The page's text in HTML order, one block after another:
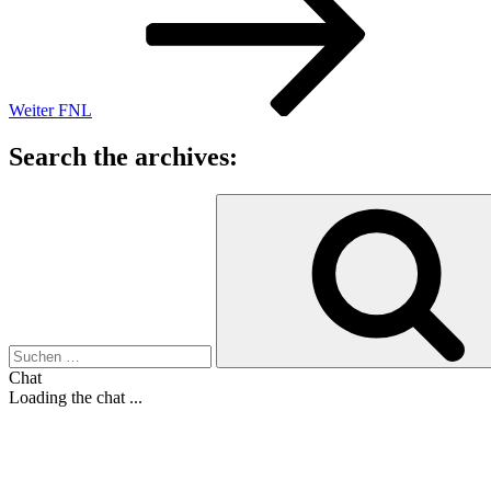
Weiter FNL
Search the archives:
Chat
Loading the chat ...